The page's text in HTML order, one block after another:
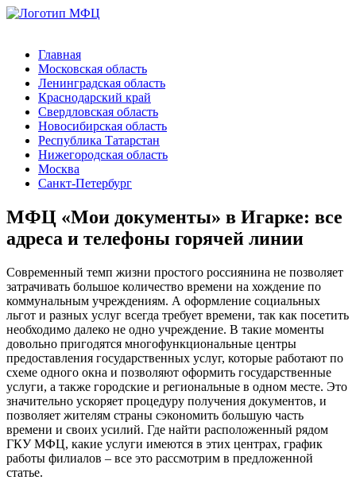
Главная
Московская область
Ленинградская область
Краснодарский край
Свердловская область
Новосибирская область
Республика Татарстан
Нижегородская область
Москва
Санкт-Петербург
МФЦ «Мои документы» в Игарке: все
адреса и телефоны горячей линии
Современный темп жизни простого россиянина не позволяет
затрачивать большое количество времени на хождение по
коммунальным учреждениям. А оформление социальных
льгот и разных услуг всегда требует времени, так как посетить
необходимо далеко не одно учреждение. В такие моменты
довольно пригодятся многофункциональные центры
предоставления государственных услуг, которые работают по
схеме одного окна и позволяют оформить государственные
услуги, а также городские и региональные в одном месте. Это
значительно ускоряет процедуру получения документов, и
позволяет жителям страны сэкономить большую часть
времени и своих усилий. Где найти расположенный рядом
ГКУ МФЦ, какие услуги имеются в этих центрах, график
работы филиалов – все это рассмотрим в предложенной
статье.